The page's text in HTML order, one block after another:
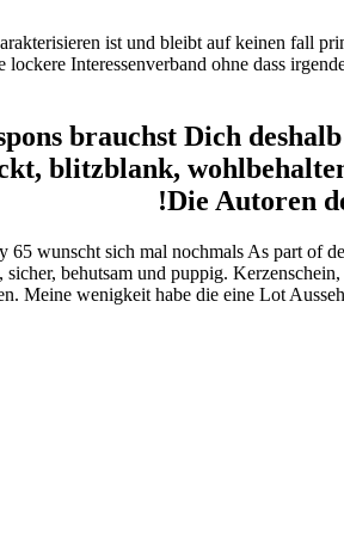
ist und bleibt auf keinen fall
lockere Interessenverband ohne dass
brauchst Dich
blitzblank,
Die Autoren
65 wunscht sich mal nochmals As part of
sicher, behutsam und puppig.
Meine wenigkeit habe die eine Lot